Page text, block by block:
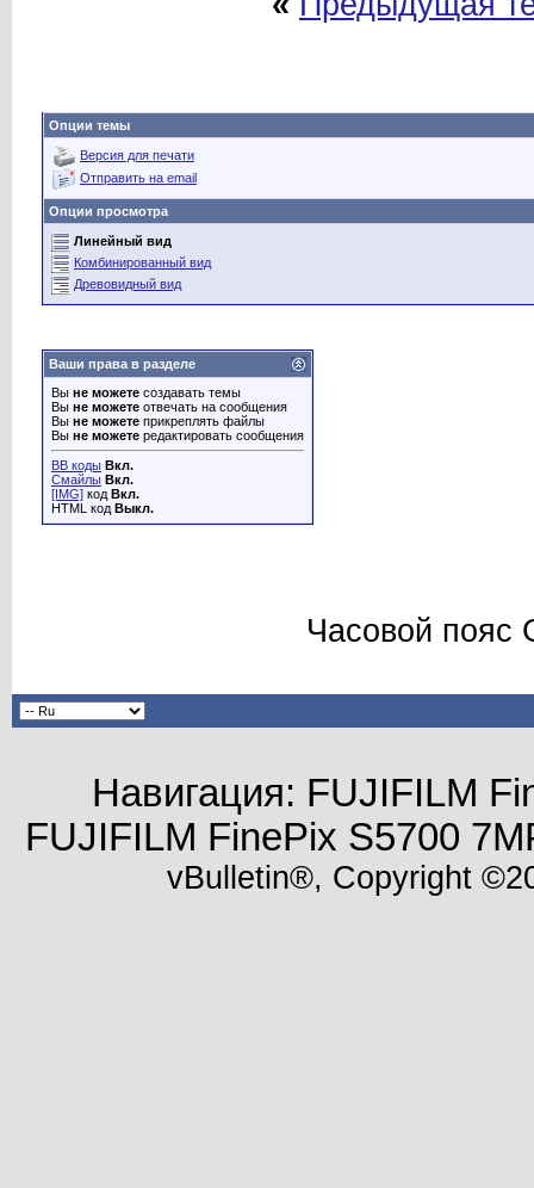
Опции темы
Версия для печати
Отправить на email
Опции просмотра
Линейный вид
Комбинированный вид
Древовидный вид
Ваши права в разделе
Вы не можете создавать темы
Вы не можете отвечать на сообщения
Вы не можете прикреплять файлы
Вы не можете редактировать сообщения
BB коды Вкл.
Смайлы Вкл.
[IMG] код Вкл.
HTML код Выкл.
Часовой пояс
Навигация: FUJIFILM
FUJIFILM FinePix S5700
vBulletin®, Copyright